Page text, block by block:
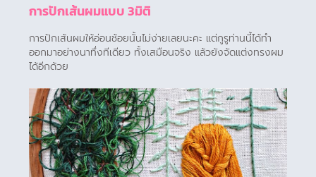
การปักเส้นผมแบบ 3มิติ
การปักเส้นผมให้อ่อนช้อยนั้นไม่ง่ายเลยนะคะ แต่กูรูท่านนี้ได้ทำ
ออกมาอย่างนาทึ่งทีเดียว ทั้งเสมือนจริง แล้วยังจัดแต่งทรงผม
ได้อีกด้วย